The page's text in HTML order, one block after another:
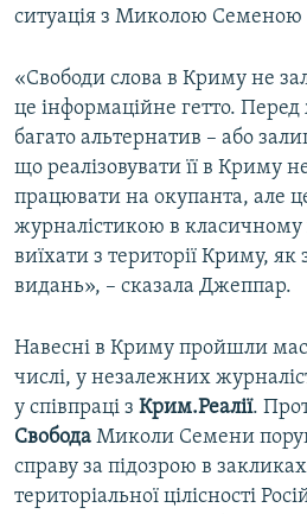
ситуація з Миколою Семеною
«Свободи слова в Криму не
це інформаційне гетто.
багато альтернатив – або
що реалізовувати її в Криму
працювати на окупанта, але
журналістикою в класичному
виїхати з території Криму, як
видань», – сказала Джеппар.
Навесні в Криму пройшли
числі, у незалежних
у співпраці з Крим.Реалії.
Свобода Миколи Семени
справу за підозрою в
територіальної цілісності